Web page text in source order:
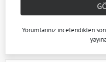
Yorumlarınız incelendikten